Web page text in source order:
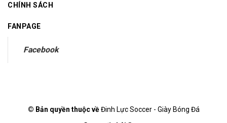
CHÍNH SÁCH
FANPAGE
Facebook
© Bản quyền thuộc vềĐinh Lực Soccer - Giày Bóng Đá